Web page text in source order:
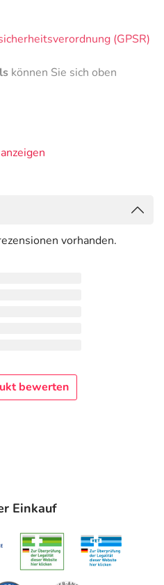
(GPSR)
können Sie sich oben
vorhanden.
bewerten
Einkauf